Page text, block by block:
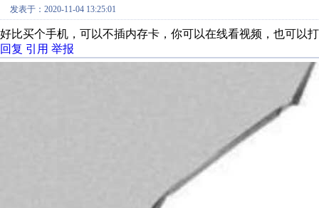
发表于：2020-11-04 13:25:01
好比买个手机，可以不插内存卡，你可以在线看视频，也可以
回复 引用 举报